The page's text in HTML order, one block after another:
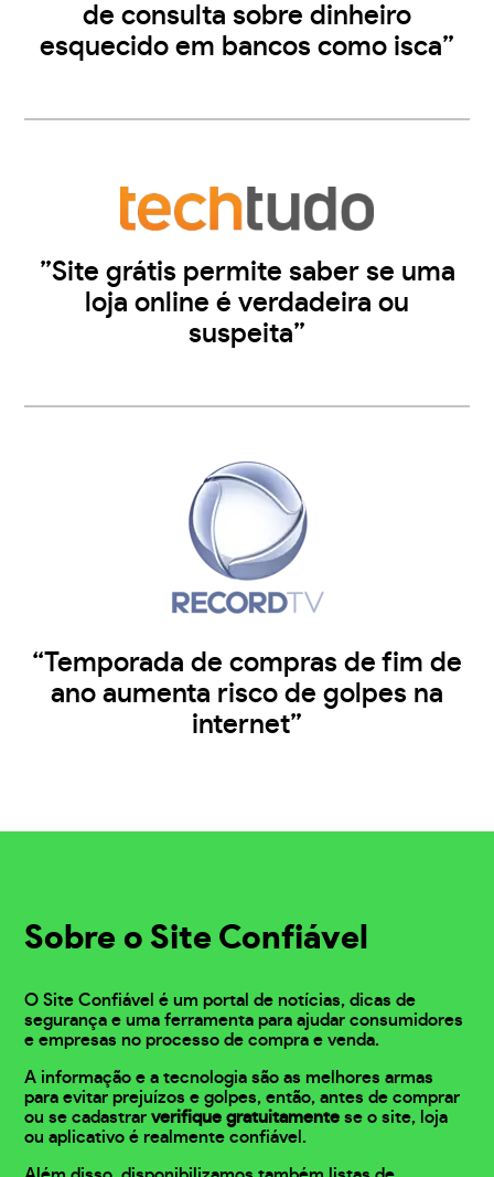
de consulta sobre dinheiro
esquecido em bancos como isca”
”Site grátis permite saber se uma
loja online é verdadeira ou
suspeita”
“Temporada de compras de fim de
ano aumenta risco de golpes na
internet”
Sobre o Site Confiável
O Site Confiável é um portal de notícias, dicas de
segurança e uma ferramenta para ajudar consumidores
e empresas no processo de compra e venda.
A informação e a tecnologia são as melhores armas
para evitar prejuízos e golpes, então, antes de comprar
ou se cadastrarverifique gratuitamente se o site, loja
ou aplicativo é realmente confiável.